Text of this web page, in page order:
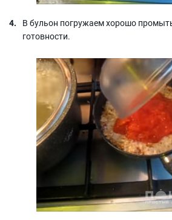
В бульон погружаем хорошо
готовности.